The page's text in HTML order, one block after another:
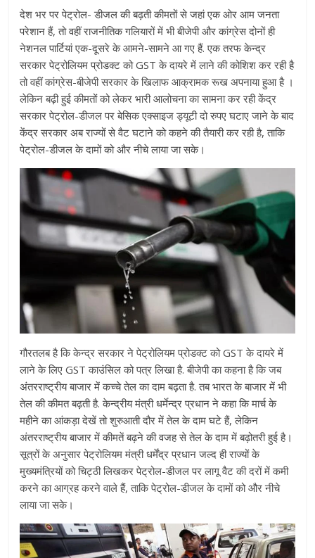
देश भर पर पेट्रोल- डीजल की बढ़ती कीमतों से जहां एक ओर आम जनता
परेशान हैं, तो वहीं राजनीतिक गलियारों में भी बीजेपी और कांग्रेस दोनों ही
नेशनल पार्टियां एक-दूसरे के आमने-सामने आ गए हैं. एक तरफ केन्द्र
सरकार पेट्रोलियम प्रोडक्ट को GST के दायरे में लाने की कोशिश कर रही है
तो वहीं कांग्रेस-बीजेपी सरकार के खिलाफ आक्रामक रूख अपनाया हुआ है ।
लेकिन बढ़ी हुई कीमतों को लेकर भारी आलोचना का सामना कर रही केंद्र
सरकार पेट्रोल-डीजल पर बेसिक एक्साइज ड्यूटी दो रुपए घटाए जाने के बाद
केंद्र सरकार अब राज्यों से वैट घटाने को कहने की तैयारी कर रही है, ताकि
पेट्रोल-डीजल के दामों को और नीचे लाया जा सके।
गौरतलब है कि केन्द्र सरकार ने पेट्रोलियम प्रोडक्ट को GST के दायरे में
लाने के लिए GST काउंसिल को पत्र लिखा है. बीजेपी का कहना है कि जब
अंतरराष्ट्रीय बाजार में कच्चे तेल का दाम बढ़ता है. तब भारत के बाजार में भी
तेल की कीमत बढ़ती है. केन्द्रीय मंत्री धर्मेन्द्र प्रधान ने कहा कि मार्च के
महीने का आंकड़ा देखें तो शुरुआती दौर में तेल के दाम घटे हैं, लेकिन
अंतरराष्ट्रीय बाजार में कीमतें बढ़ने की वजह से तेल के दाम में बढ़ोतरी हुई है।
सूत्रों के अनुसार पेट्रोलियम मंत्री धर्मेंद्र प्रधान जल्द ही राज्यों के
मुख्यमंत्रियों को चिट्ठी लिखकर पेट्रोल-डीजल पर लागू वैट की दरों में कमी
करने का आग्रह करने वाले हैं, ताकि पेट्रोल-डीजल के दामों को और नीचे
लाया जा सके।